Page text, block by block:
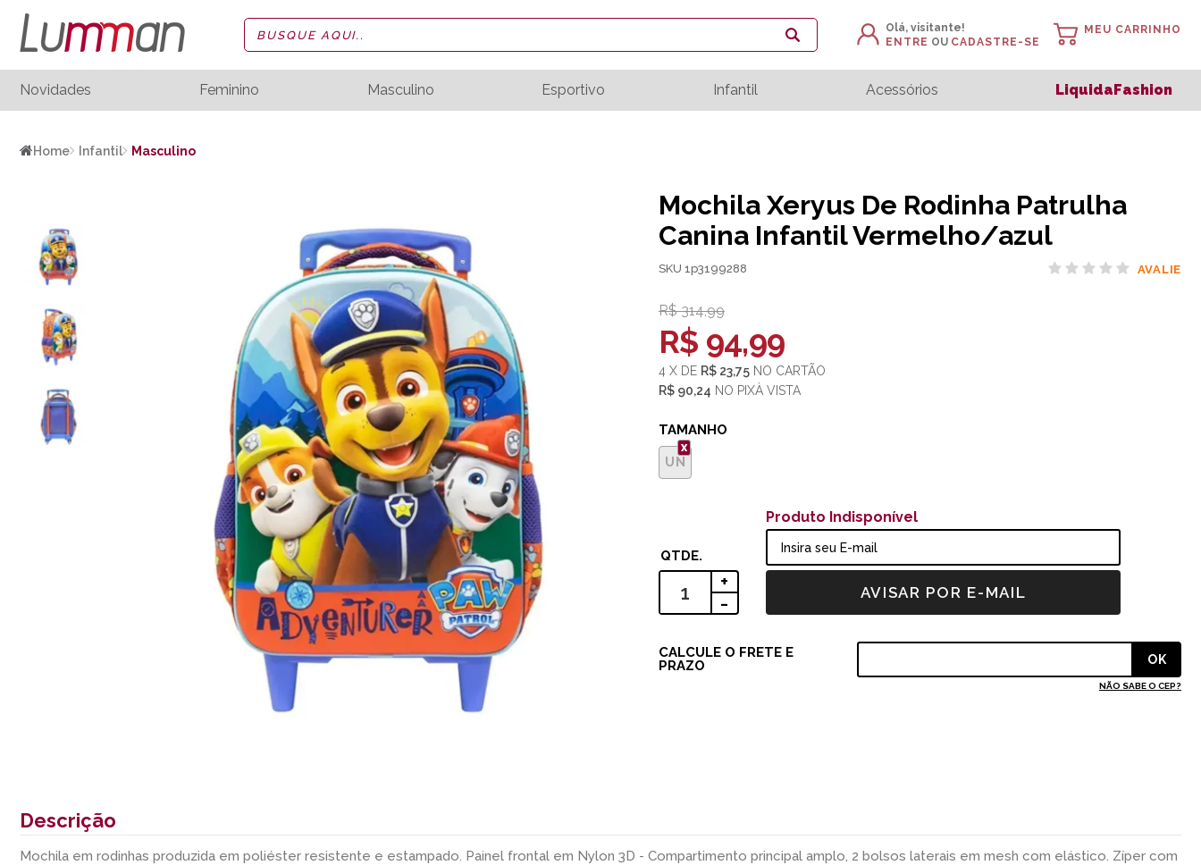
Olá, visitante!
ENTRE OU CADASTRE-SE
MEU CARRINHO
Novidades Feminino Masculino Esportivo Infantil Acessórios LiquidaFashion
Home Infantil Masculino
Mochila Xeryus De Rodinha Patrulha
Canina Infantil Vermelho/azul
SKU 1p3199288 AVALIE
R$ 314,99
R$ 94,99
4 X DE R$ 23,75 NO CARTÃO
R$ 90,24 NO PIX
TAMANHO
UN
+
-
Produto Indisponível
NÃO SABE O CEP?
Descrição
Mochila em rodinhas produzida em poliéster resistente e estampado. Painel frontal em Nylon 3D - Compartimento principal amplo, 2 bolsos laterais em mesh com elástico. Zíper com